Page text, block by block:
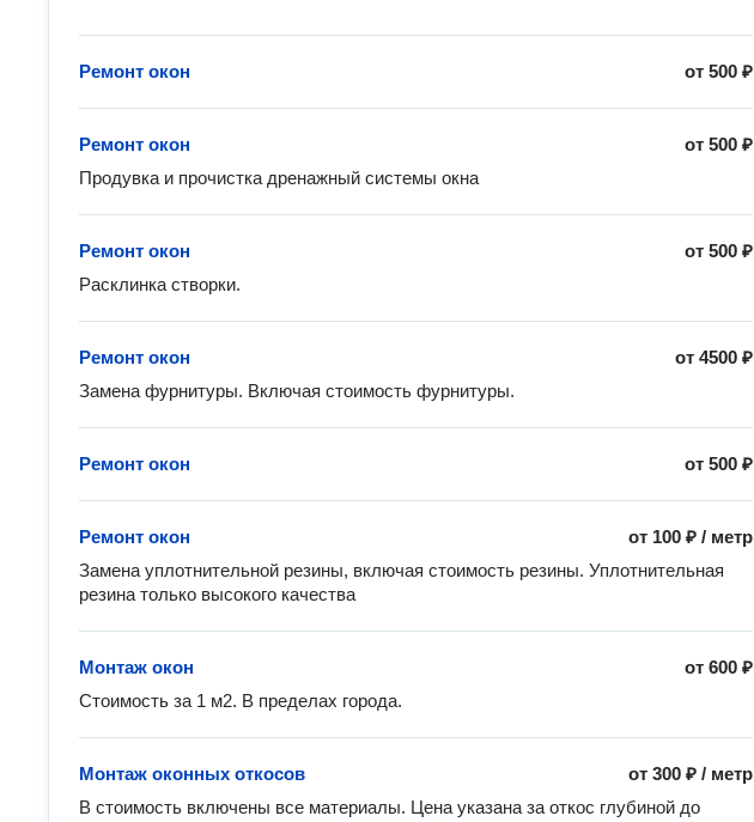
от500 ₽
Ремонт окон
от500 ₽
Ремонт окон
Продувка и прочистка дренажный системы окна
от500 ₽
Ремонт окон
Расклинка створки.
от4500 ₽
Ремонт окон
Замена фурнитуры. Включая стоимость фурнитуры.
от500 ₽
Ремонт окон
от 100 ₽ / метр
Ремонт окон
Замена уплотнительной резины, включая стоимость резины. Уплотнительная
резина только высокого качества
от600 ₽
Монтаж окон
Стоимость за 1 м2. В пределах города.
от300 ₽ / метр
Монтаж оконных откосов
В стоимость включены все материалы. Цена указана за откос глубиной до